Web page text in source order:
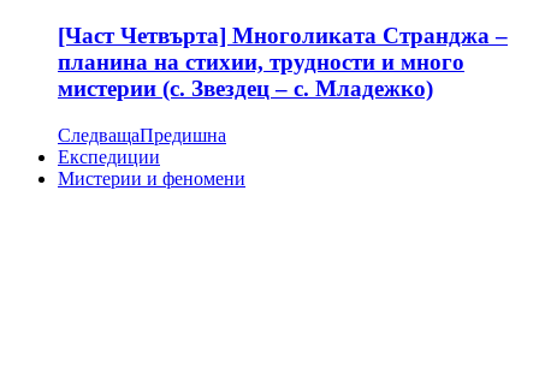
[Част Четвърта] Многоликата Странджа –
планина на стихии, трудности и много
мистерии (с. Звездец – с. Младежко)
СледващаПредишна
Експедиции
Мистерии и феномени